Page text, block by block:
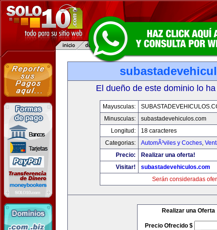
El dueño de este dominio lo
Mayusculas:
Minusculas:
subastadevehiculos.com
Longitud:
18 caracteres
Categorias:
AutomÃ³viles y Coches,
Precio:
Realizar una oferta!
Visitar!
subastadevehiculos.com
Serán consideradas
Realizar una Oferta
Precio Ofrecido $